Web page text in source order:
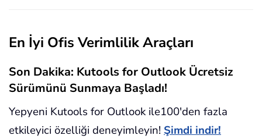
En İyi Ofis Verimlilik Araçları
Son Dakika: Kutools for Outlook Ücretsiz
Sürümünü Sunmaya Başladı!
Yepyeni Kutools for Outlook ile100'den fazla
etkileyici özelliği deneyimleyin! Şimdi indir!